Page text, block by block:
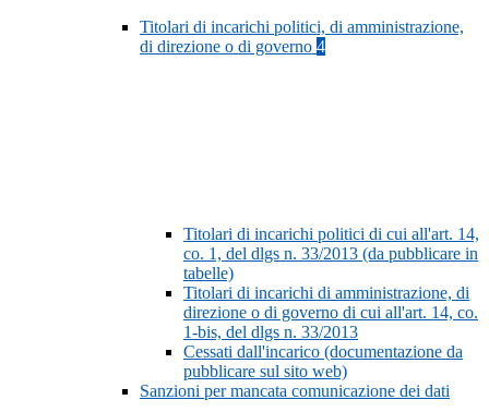
Titolari di incarichi politici, di amministrazione,
di direzione o di governo 4
Titolari di incarichi politici di cui all'art. 14,
co. 1, del dlgs n. 33/2013 (da pubblicare in
tabelle)
Titolari di incarichi di amministrazione, di
direzione o di governo di cui all'art. 14, co.
1-bis, del dlgs n. 33/2013
Cessati dall'incarico (documentazione da
pubblicare sul sito web)
Sanzioni per mancata comunicazione dei dati